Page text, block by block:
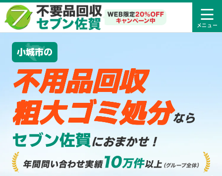
小城市の
不用品回収
粗大ゴミ処分なら
セブン佐賀におまかせ！